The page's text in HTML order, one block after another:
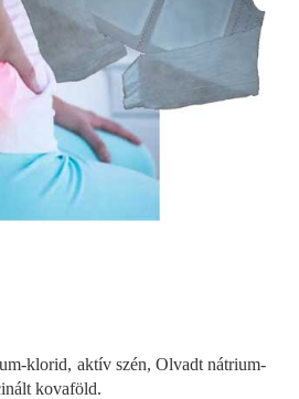
klorid, aktív szén, Olvadt nátrium-
kovaföld.